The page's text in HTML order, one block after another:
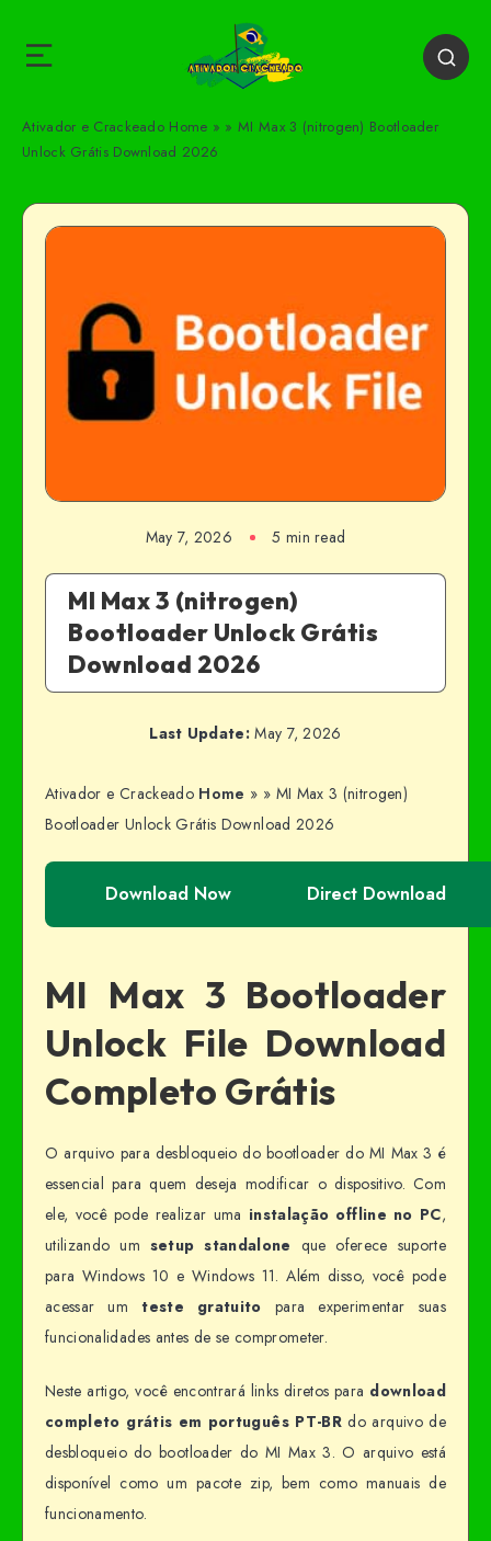
Ativador e Crackeado Home » »MI Max 3 (nitrogen) Bootloader
Unlock Grátis Download 2026
May 7, 2026 5 min read
MI Max 3 (nitrogen)
Bootloader Unlock Grátis
Download 2026
Last Update: May 7, 2026
Ativador e Crackeado Home » » MI Max 3 (nitrogen)
Bootloader Unlock Grátis Download 2026
Download Now Direct Download
MI Max 3 Bootloader
Unlock File Download
Completo Grátis
O arquivo para desbloqueio do bootloader do MI Max 3 é
essencial para quem deseja modificar o dispositivo. Com
ele, você pode realizar uma instalação offline no PC,
utilizando um setup standalone que oferece suporte
para Windows 10 e Windows 11. Além disso, você pode
acessar umteste gratuito para experimentar suas
funcionalidades antes de se comprometer.
Neste artigo, você encontrará links diretos para download
completo grátis em português PT-BR do arquivo de
desbloqueio do bootloader do MI Max 3. O arquivo está
disponível como um pacote zip, bem como manuais de
funcionamento.